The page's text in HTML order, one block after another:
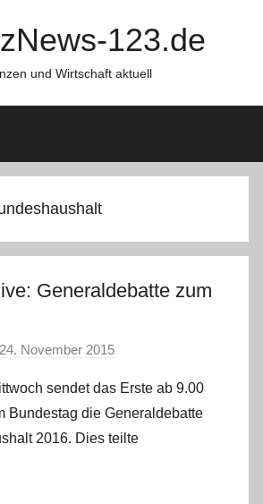
123.de
und Wirtschaft aktuell
Generaldebatte zum
24. November 2015
n
a
d
sendet das Erste ab 9.00
Bundestag die Generaldebatte
2016. Dies teilte